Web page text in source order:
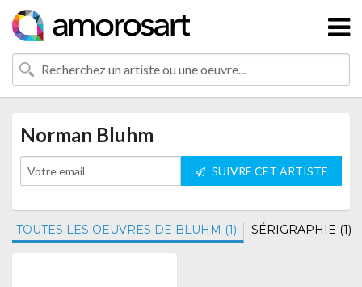
Norman Bluhm
SUIVRE CET ARTISTE
TOUTES LES OEUVRES DE BLUHM (1) SÉRIGRAPHIE (1)